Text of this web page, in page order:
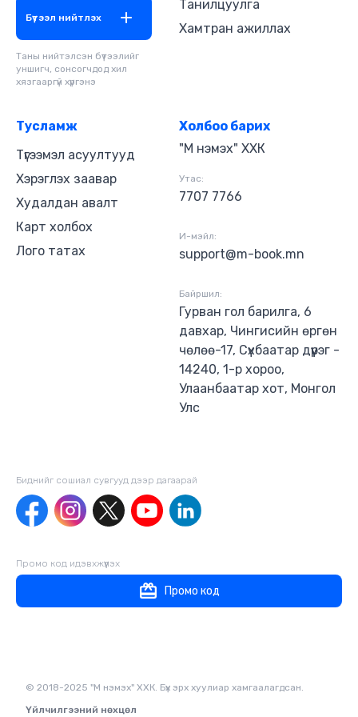
удаа дэлгэцийн бүтээл болгон олонд хүргэсэн
юм. Өгүүлэгч: Д.Зоригтбаатар, Ц.Содчимэг
"MBOOK" студид бүтээв.
Бүтээл нийтлэх
Таны нийтэлсэн бүтээлийг
уншигч, сонсогчдод хил
хязгааргүй хүргэнэ
Танилцуулга
Хамтран ажиллах
Тусламж
Түгээмэл асуултууд
Хэрэглэх заавар
Худалдан авалт
Карт холбох
Лого татах
Холбоо барих
"М нэмэх" ХХК
Утас:
7707 7766
И-мэйл:
support@m-book.mn
Байршил:
Гурван гол барилга, 6
давхар, Чингисийн өргөн
чөлөө-17, Сүхбаатар дүүрэг -
14240, 1-р хороо,
Улаанбаатар хот, Монгол
Улс
Биднийг сошиал сувгууд дээр дагаaрай
Промо код идэвхжүүлэх
Промо код
© 2018-2025 "М нэмэх" ХХК. Бүх эрх хуулиар хамгаалагдсан.
Үйлчилгээний нөхцөл